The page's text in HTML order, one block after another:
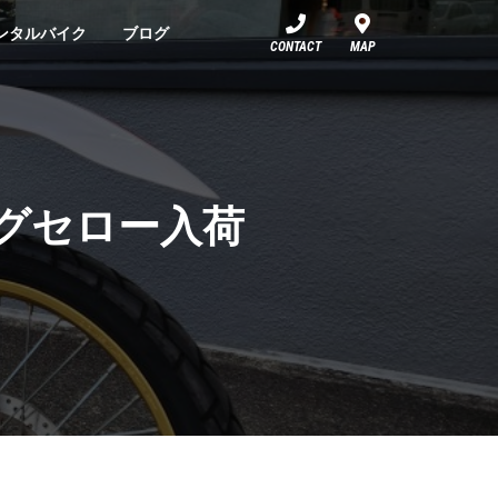
タルバイク ブログ
CONTACT MAP
セロー入荷